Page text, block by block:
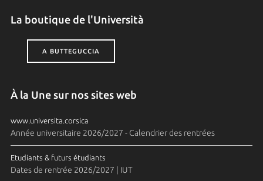
La boutique de l'Università
A BUTTEGUCCIA
À la Une sur nos sites web
www.universita.corsica
Année universitaire 2026/2027 - Calendrier des rentrées
Etudiants & futurs étudiants
Dates de rentrée 2026/2027 | IUT